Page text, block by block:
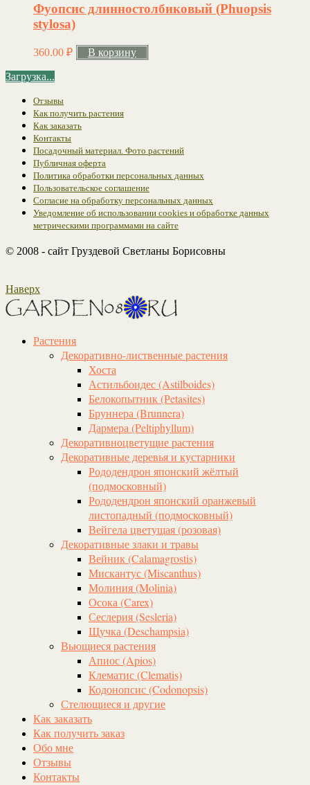
Фуопсис длинностолбиковый (Phuopsis
stylosa)
360.00 ₽ В корзину
Загрузка...
Отзывы
Как получить растения
Как заказать
Контакты
Посадочный материал. Фото растений
Публичная оферта
Политика обработки персональных данных
Пользовательское соглашение
Согласие на обработку персональных данных
Уведомление об использовании cookies и обработке данных
метрическими программами на сайте
© 2008 - сайт Груздевой Светланы Борисовны
Наверх
Растения
Декоративно-лиственные растения
Хоста
Астильбоидес (Astilboides)
Белокопытник (Рetasites)
Бруннера (Brunnera)
Дармера (Peltiphyllum)
Декоративноцветущие растения
Декоративные деревья и кустарники
Рододендрон японский жёлтый
(подмосковный)
Рододендрон японский оранжевый
листопадный (подмосковный)
Вейгела цветущая (розовая)
Декоративные злаки и травы
Вейник (Calamagrostis)
Мискантус (Miscanthus)
Молиния (Molinia)
Осока (Carex)
Сеслерия (Sesleria)
Щучка (Deschampsia)
Вьющиеся растения
Апиос (Apios)
Клематис (Clematis)
Кодонопсис (Codonopsis)
Стелющиеся и другие
Как заказать
Как получить заказ
Обо мне
Отзывы
Контакты